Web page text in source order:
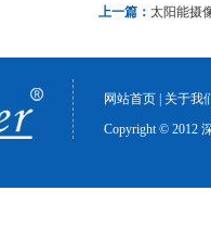
上一篇： 太阳能摄
网站首页 关于我
Copyright © 2012